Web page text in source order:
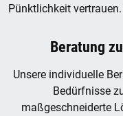
Pünktlichkeit
Beratung
Unsere individuelle
Bedürfnisse
maßgeschneiderte